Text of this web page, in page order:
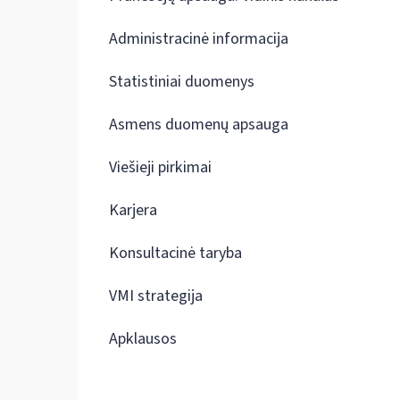
Administracinė informacija
Statistiniai duomenys
Asmens duomenų apsauga
Viešieji pirkimai
Karjera
Konsultacinė taryba
VMI strategija
Apklausos